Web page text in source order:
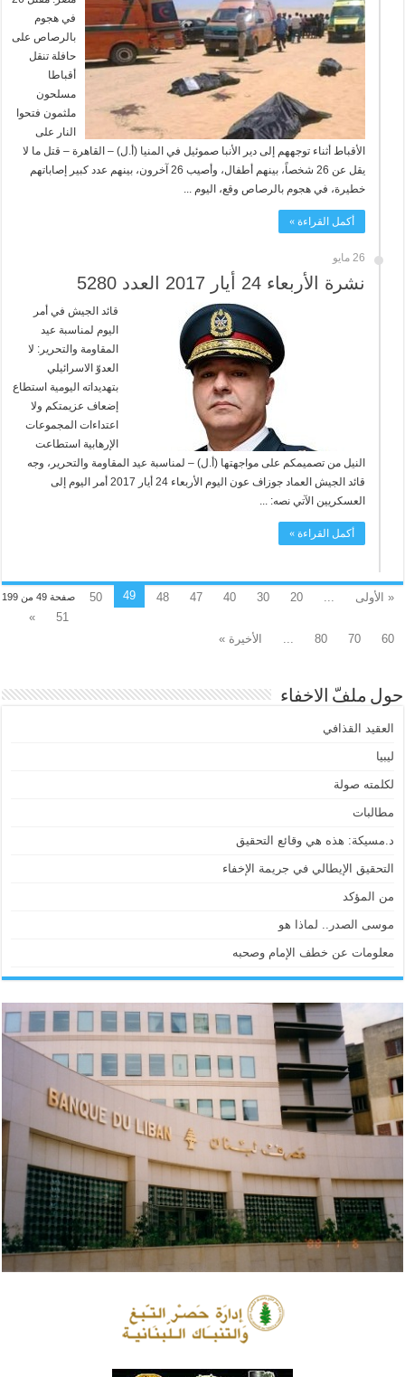
في هجوم
بالرصاص على
حافلة تنقل
أقباطا
مسلحون
ملثمون فتحوا
النار على
الأقباط أثناء توجههم إلى دير الأنبا صموئيل في المنيا (أ.ل) – القاهرة – قتل ما لا
يقل عن 26 شخصاً، بينهم أطفال، وأصيب 26 آخرون، بينهم عدد كبير إصاباتهم
خطيرة، في هجوم بالرصاص وقع، اليوم ...
أكمل القراءة »
26 مايو
نشرة الأربعاء 24 أيار 2017 العدد 5280
قائد الجيش في أمر
اليوم لمناسبة عيد
المقاومة والتحرير: لا
العدوّ الاسرائيلي
بتهديداته اليومية استطاع
إضعاف عزيمتكم ولا
اعتداءات المجموعات
الإرهابية استطاعت
النيل من تصميمكم على مواجهتها (أ.ل) – لمناسبة عيد المقاومة والتحرير، وجه
قائد الجيش العماد جوزاف عون اليوم الأربعاء 24 أيار 2017 أمر اليوم إلى
العسكريين الآتي نصه: ...
أكمل القراءة »
صفحة 49 من 199 « الأولى ...
20
30
40
47
48
49
50
51
»
60
70
80
... الأخيرة »
حول ملفّ الاخفاء
العقيد القذافي
ليبيا
لكلمته صولة
مطالبات
د.مسيكة: هذه هي وقائع التحقيق
التحقيق الإيطالي في جريمة الإخفاء
من المؤكد
موسى الصدر.. لماذا هو
معلومات عن خطف الإمام وصحبه